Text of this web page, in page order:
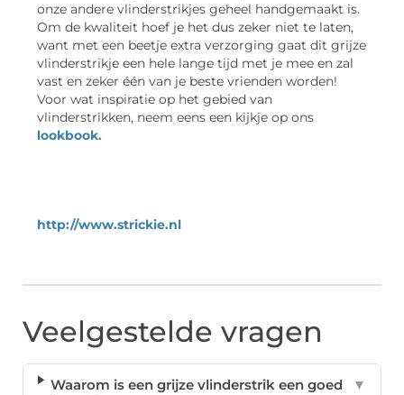
onze andere vlinderstrikjes geheel handgemaakt is.
Om de kwaliteit hoef je het dus zeker niet te laten,
want met een beetje extra verzorging gaat dit grijze
vlinderstrikje een hele lange tijd met je mee en zal
vast en zeker één van je beste vrienden worden!
Voor wat inspiratie op het gebied van
vlinderstrikken, neem eens een kijkje op ons
lookbook.
http://www.strickie.nl
Veelgestelde vragen
Waarom is een grijze vlinderstrik een goed
▼